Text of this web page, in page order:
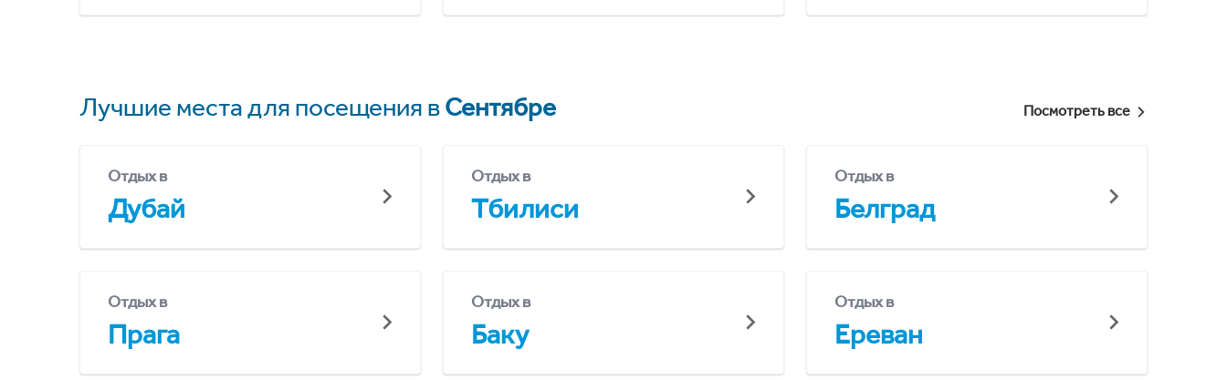
Лучшие места для посещения вСентябре Посмотреть все
Отдых в
Дубай
Отдых в
Тбилиси
Отдых в
Белград
Отдых в
Прага
Отдых в
Баку
Отдых в
Ереван